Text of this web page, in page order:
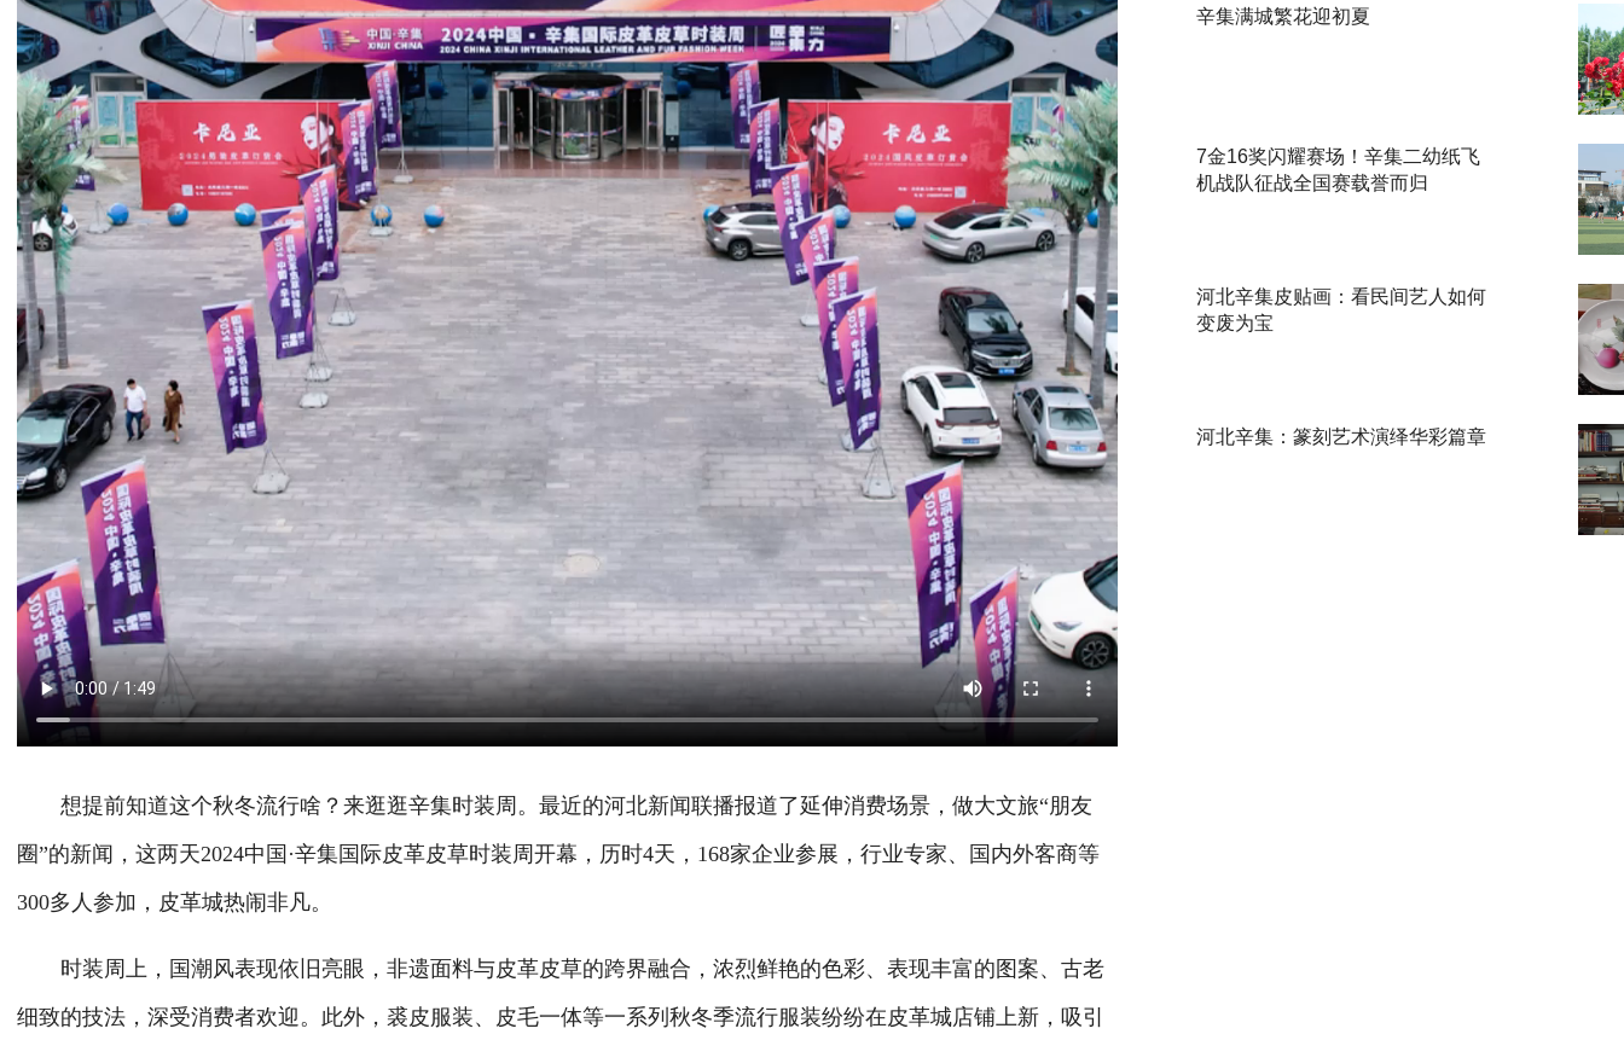
想提前知道这个秋冬流行啥？来逛逛辛集时装周。最近的河北新闻联播报道了延伸消费场景，做大文旅“朋友
圈”的新闻，这两天2024中国·辛集国际皮革皮草时装周开幕，历时4天，168家企业参展，行业专家、国内外客商等
300多人参加，皮革城热闹非凡。
时装周上，国潮风表现依旧亮眼，非遗面料与皮革皮草的跨界融合，浓烈鲜艳的色彩、表现丰富的图案、古老
细致的技法，深受消费者欢迎。此外，裘皮服装、皮毛一体等一系列秋冬季流行服装纷纷在皮革城店铺上新，吸引
辛集满城繁花迎初夏
7金16奖闪耀赛场！辛集二幼纸飞
机战队征战全国赛载誉而归
河北辛集皮贴画：看民间艺人如何
变废为宝
河北辛集：篆刻艺术演绎华彩篇章